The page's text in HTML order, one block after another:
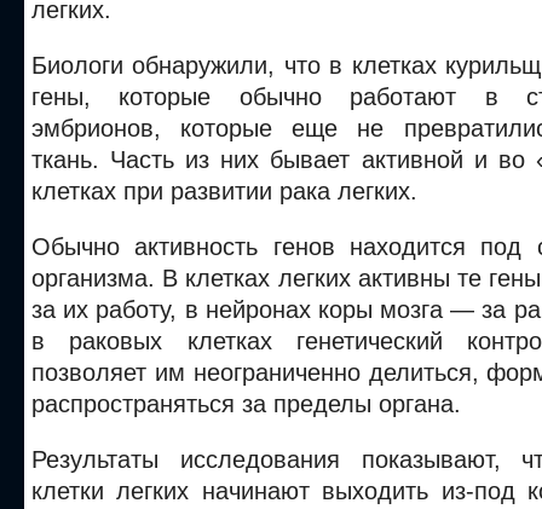
легких.
Биологи обнаружили, что в клетках
гены, которые обычно работают в
эмбрионов, которые еще не
ткань. Часть из них бывает активной и во
клетках при развитии рака легких.
Обычно активность генов находится под
организма. В клетках легких активны те
за их работу, в нейронах коры мозга — за
в раковых клетках генетический
позволяет им неограниченно делиться,
распространяться за пределы органа.
Результаты исследования показывают,
клетки легких начинают выходить из-под